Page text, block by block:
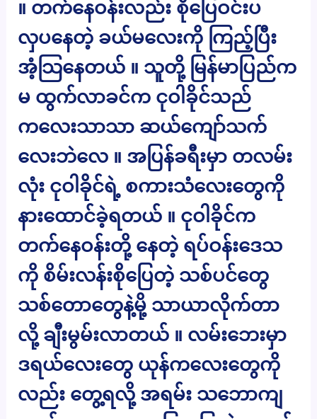
။ တက်နေဝန်းလည်း စိုပြေဝင်းပ
လှပနေတဲ့ ခယ်မလေးကို ကြည့်ပြီး
အံ့သြနေတယ် ။ သူတို့ မြန်မာပြည်က
မ ထွက်လာခင်က ငုဝါခိုင်သည်
ကလေးသာသာ ဆယ်ကျော်သက်
လေးဘဲလေ ။ အပြန်ခရီးမှာ တလမ်း
လုံး ငုဝါခိုင်ရဲ့ စကားသံလေးတွေကို
နားထောင်ခဲ့ရတယ် ။ ငုဝါခိုင်က
တက်နေဝန်းတို့ နေတဲ့ ရပ်ဝန်းဒေသ
ကို စိမ်းလန်းစိုပြေတဲ့ သစ်ပင်တွေ
သစ်တောတွေနဲ့မို့ သာယာလိုက်တာ
လို့ ချီးမွမ်းလာတယ် ။ လမ်းဘေးမှာ
ဒရယ်လေးတွေ ယုန်ကလေးတွေကို
လည်း တွေ့ရလို့ အရမ်း သဘောကျ